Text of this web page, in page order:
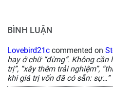
BÌNH LUẬN
Lovebird21c commented on
hay ở chữ “đừng”. Không cần
trị”, “xây thêm trải nghiệm”,
khi giá trị vốn đã có sẵn: sự…”